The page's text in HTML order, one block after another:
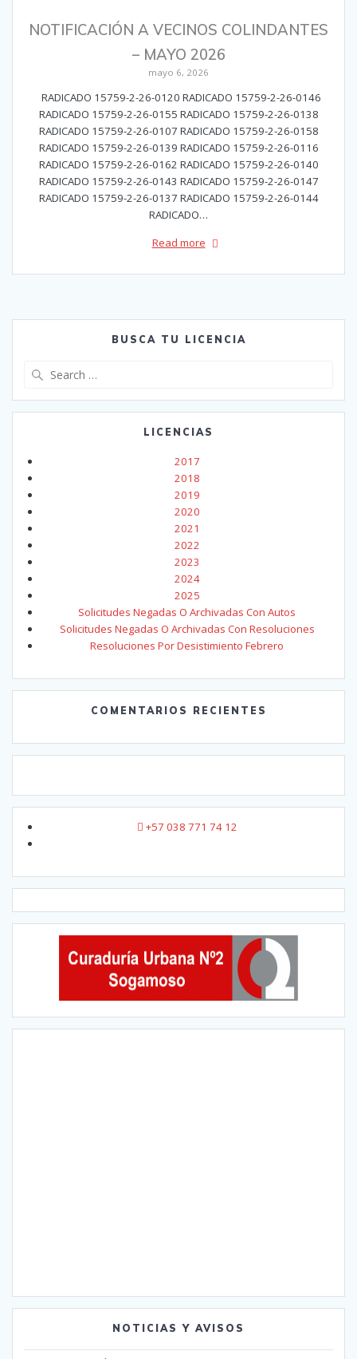
NOTIFICACIÓN A VECINOS COLINDANTES
– MAYO 2026
mayo 6, 2026
RADICADO 15759-2-26-0120 RADICADO 15759-2-26-0146
RADICADO 15759-2-26-0155 RADICADO 15759-2-26-0138
RADICADO 15759-2-26-0107 RADICADO 15759-2-26-0158
RADICADO 15759-2-26-0139 RADICADO 15759-2-26-0116
RADICADO 15759-2-26-0162 RADICADO 15759-2-26-0140
RADICADO 15759-2-26-0143 RADICADO 15759-2-26-0147
RADICADO 15759-2-26-0137 RADICADO 15759-2-26-0144
RADICADO…
Read more
BUSCA TU LICENCIA
LICENCIAS
2017
2018
2019
2020
2021
2022
2023
2024
2025
Solicitudes Negadas O Archivadas Con Autos
Solicitudes Negadas O Archivadas Con Resoluciones
Resoluciones Por Desistimiento Febrero
COMENTARIOS RECIENTES
+57 038 771 74 12
NOTICIAS Y AVISOS